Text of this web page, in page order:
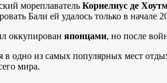
мореплаватель Корнелиус де
Бали ей удалось только в начале
оккупирован японцами, но после
в одно из самых популярных мест
мира.